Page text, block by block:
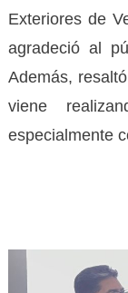
Exteriores de
agradeció al
Además,
viene
especialmente